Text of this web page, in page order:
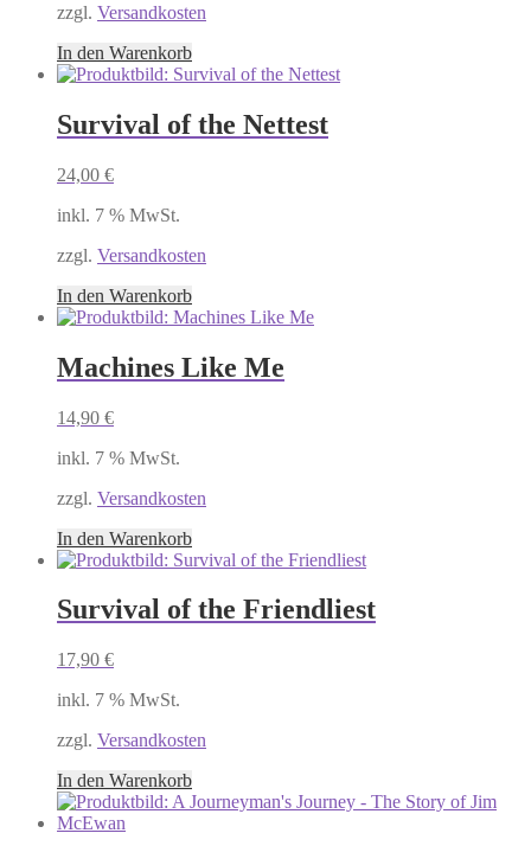
zzgl. Versandkosten
In den Warenkorb
Survival of the Nettest
24,00 €
inkl. 7 % MwSt.
zzgl. Versandkosten
In den Warenkorb
Machines Like Me
14,90 €
inkl. 7 % MwSt.
zzgl. Versandkosten
In den Warenkorb
Survival of the Friendliest
17,90 €
inkl. 7 % MwSt.
zzgl. Versandkosten
In den Warenkorb